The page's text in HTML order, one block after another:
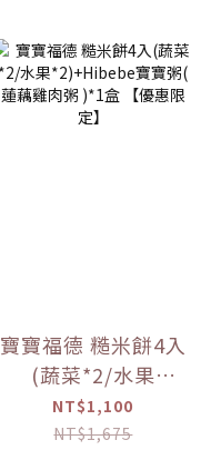
寶寶福德 糙米餅4入
(蔬菜*2/水果
*2)+Hibebe寶寶粥
( 蓮藕雞肉粥 )*1盒
NT$1,100
NT$1,675